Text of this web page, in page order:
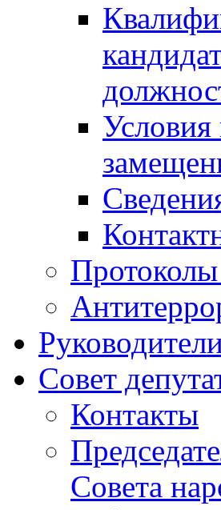
Условия
Совет
Контакты
Совета